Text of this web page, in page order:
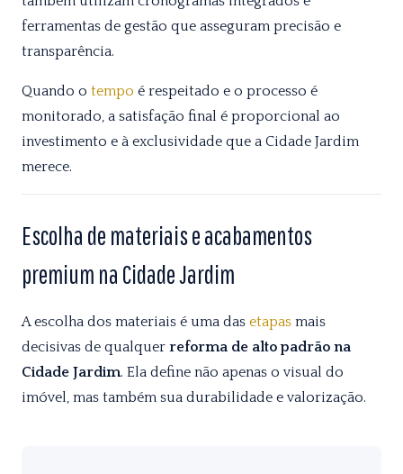
ferramentas de gestão que asseguram precisão e
transparência.
Quando o tempo é respeitado e o processo é
monitorado, a satisfação final é proporcional ao
investimento e à exclusividade que a Cidade Jardim
merece.
Escolha de materiais e acabamentos
premium na Cidade Jardim
A escolha dos materiais é uma das etapas mais
decisivas de qualquer reforma de alto padrão na
Cidade Jardim. Ela define não apenas o visual do
imóvel, mas também sua durabilidade e valorização.